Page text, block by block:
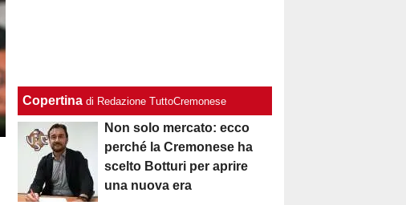
Copertina di Redazione TuttoCremonese
Non solo mercato: ecco
perché la Cremonese ha
scelto Botturi per aprire
una nuova era